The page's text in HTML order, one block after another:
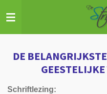
direct
naar
hoofdinhoud
DE
Schriftlezing: